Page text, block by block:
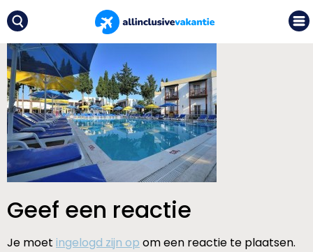
Geef een reactie
Je moet ingelogd zijn op om een reactie te plaatsen.